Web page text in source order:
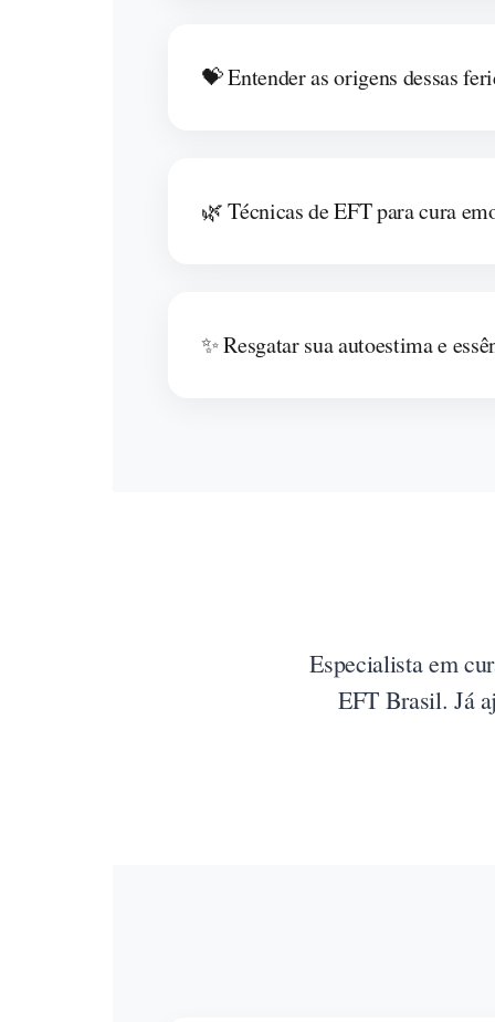
💝 Entender as origens dessas
🌿 Técnicas de EFT para cura
✨ Resgatar sua autoestima e
Especialista em
EFT Brasil. Já